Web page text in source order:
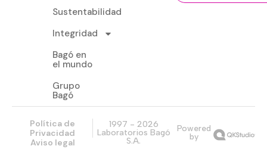
Sustentabilidad
Integridad
Bagó en
el mundo
Grupo
Bagó
Política de
Privacidad
Aviso legal
1997 - 2026
Laboratorios Bagó
S.A.
Powered
by